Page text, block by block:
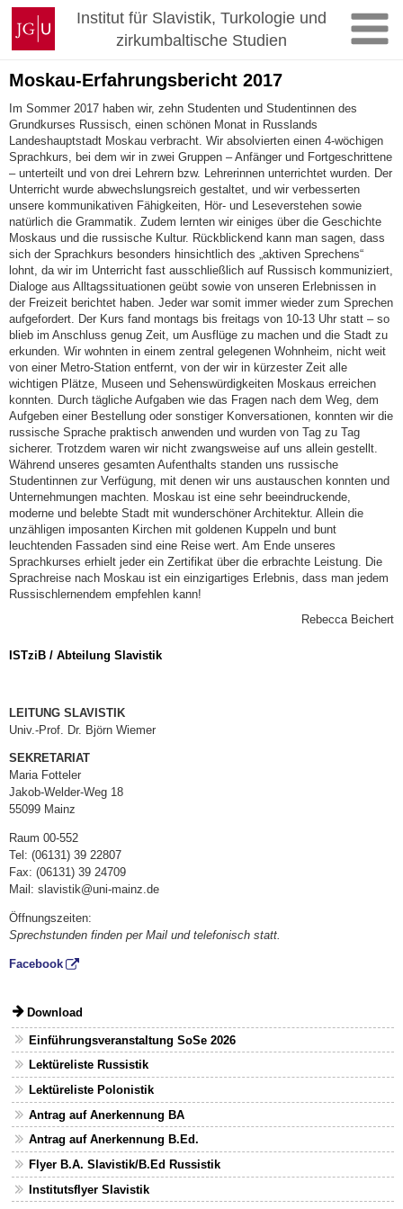
Zum
Inhalt
springen
Johannes
Gutenberg-
Universität
Mainz
Institut für Slavistik, Turkologie und
zirkumbaltische Studien
Moskau-Erfahrungsbericht 2017
Im Sommer 2017 haben wir, zehn Studenten und Studentinnen des
Grundkurses Russisch, einen schönen Monat in Russlands
Landeshauptstadt Moskau verbracht. Wir absolvierten einen 4-wöchigen
Sprachkurs, bei dem wir in zwei Gruppen – Anfänger und Fortgeschrittene
– unterteilt und von drei Lehrern bzw. Lehrerinnen unterrichtet wurden. Der
Unterricht wurde abwechslungsreich gestaltet, und wir verbesserten
unsere kommunikativen Fähigkeiten, Hör- und Leseverstehen sowie
natürlich die Grammatik. Zudem lernten wir einiges über die Geschichte
Moskaus und die russische Kultur. Rückblickend kann man sagen, dass
sich der Sprachkurs besonders hinsichtlich des „aktiven Sprechens“
lohnt, da wir im Unterricht fast ausschließlich auf Russisch kommuniziert,
Dialoge aus Alltagssituationen geübt sowie von unseren Erlebnissen in
der Freizeit berichtet haben. Jeder war somit immer wieder zum Sprechen
aufgefordert. Der Kurs fand montags bis freitags von 10-13 Uhr statt – so
blieb im Anschluss genug Zeit, um Ausflüge zu machen und die Stadt zu
erkunden. Wir wohnten in einem zentral gelegenen Wohnheim, nicht weit
von einer Metro-Station entfernt, von der wir in kürzester Zeit alle
wichtigen Plätze, Museen und Sehenswürdigkeiten Moskaus erreichen
konnten. Durch tägliche Aufgaben wie das Fragen nach dem Weg, dem
Aufgeben einer Bestellung oder sonstiger Konversationen, konnten wir die
russische Sprache praktisch anwenden und wurden von Tag zu Tag
sicherer. Trotzdem waren wir nicht zwangsweise auf uns allein gestellt.
Während unseres gesamten Aufenthalts standen uns russische
Studentinnen zur Verfügung, mit denen wir uns austauschen konnten und
Unternehmungen machten. Moskau ist eine sehr beeindruckende,
moderne und belebte Stadt mit wunderschöner Architektur. Allein die
unzähligen imposanten Kirchen mit goldenen Kuppeln und bunt
leuchtenden Fassaden sind eine Reise wert. Am Ende unseres
Sprachkurses erhielt jeder ein Zertifikat über die erbrachte Leistung. Die
Sprachreise nach Moskau ist ein einzigartiges Erlebnis, dass man jedem
Russischlernendem empfehlen kann!
Rebecca Beichert
ISTziB / Abteilung Slavistik
LEITUNG SLAVISTIK
Univ.-Prof. Dr. Björn Wiemer
SEKRETARIAT
Maria Fotteler
Jakob-Welder-Weg 18
55099 Mainz
Raum 00-552
Tel: (06131) 39 22807
Fax: (06131) 39 24709
Mail: slavistik@uni-mainz.de
Öffnungszeiten:
Sprechstunden finden per Mail und telefonisch statt.
Facebook
Download
Einführungsveranstaltung SoSe 2026
Lektüreliste Russistik
Lektüreliste Polonistik
Antrag auf Anerkennung BA
Antrag auf Anerkennung B.Ed.
Flyer B.A. Slavistik/B.Ed Russistik
Institutsflyer Slavistik